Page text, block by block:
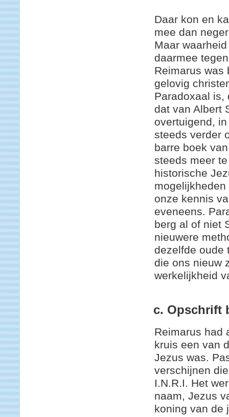
Daar kon en
mee dan
Maar
daarmee
Reimarus was
gelovig
Paradoxaal is,
dat van Albert
overtuigend,
steeds verder
barre boek
steeds meer
historische
onze kennis
eveneens.
berg al of niet
nieuwere
dezelfde oude
die ons nieuw
werkelijkheid
c. Opschrift
Reimarus had
kruis een van
Jezus was.
verschijnen
I.N.R.I. Het
naam, Jezus
koning van de